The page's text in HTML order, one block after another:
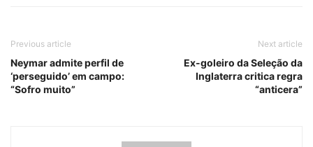
Previous article
Neymar admite perfil de
‘perseguido’ em campo:
“Sofro muito”
Next article
Ex-goleiro da Seleção da
Inglaterra critica regra
“anticera”